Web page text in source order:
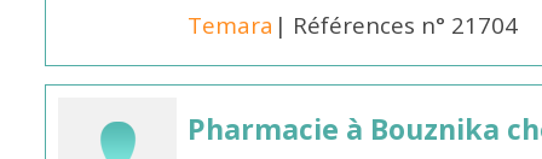
Temara | Références n° 21704
Pharmacie à Bouznika